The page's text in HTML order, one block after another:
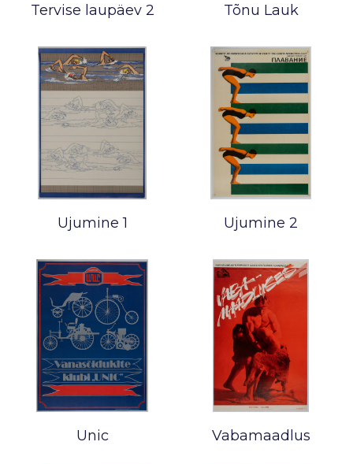
Tervise laupäev 2 Tõnu Lauk
Ujumine 1 Ujumine 2
Unic Vabamaadlus